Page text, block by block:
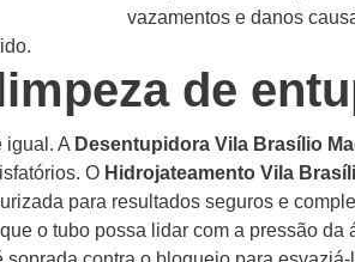
vazamentos e danos
de
igual. A Desentupidora Vila Brasílio
O Hidrojateamento Vila
para resultados seguros e
o tubo possa lidar com a pressão da